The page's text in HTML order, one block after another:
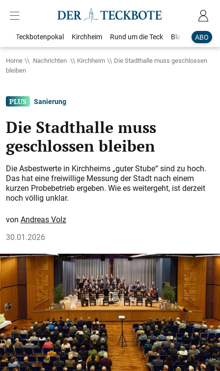
ABO
Teckbotenpokal Kirchheim Rund um die Teck Blaulicht
Home Nachrichten Kirchheim
Die Stadthalle muss geschlossen
bleiben
Sanierung
Die Stadthalle muss
geschlossen bleiben
Die Asbestwerte in Kirchheims „guter Stube“ sind zu hoch.
Das hat eine freiwillige Messung der Stadt nach einem
kurzen Probebetrieb ergeben. Wie es weitergeht, ist derzeit
noch völlig unklar.
Andreas Volz
30.01.2026